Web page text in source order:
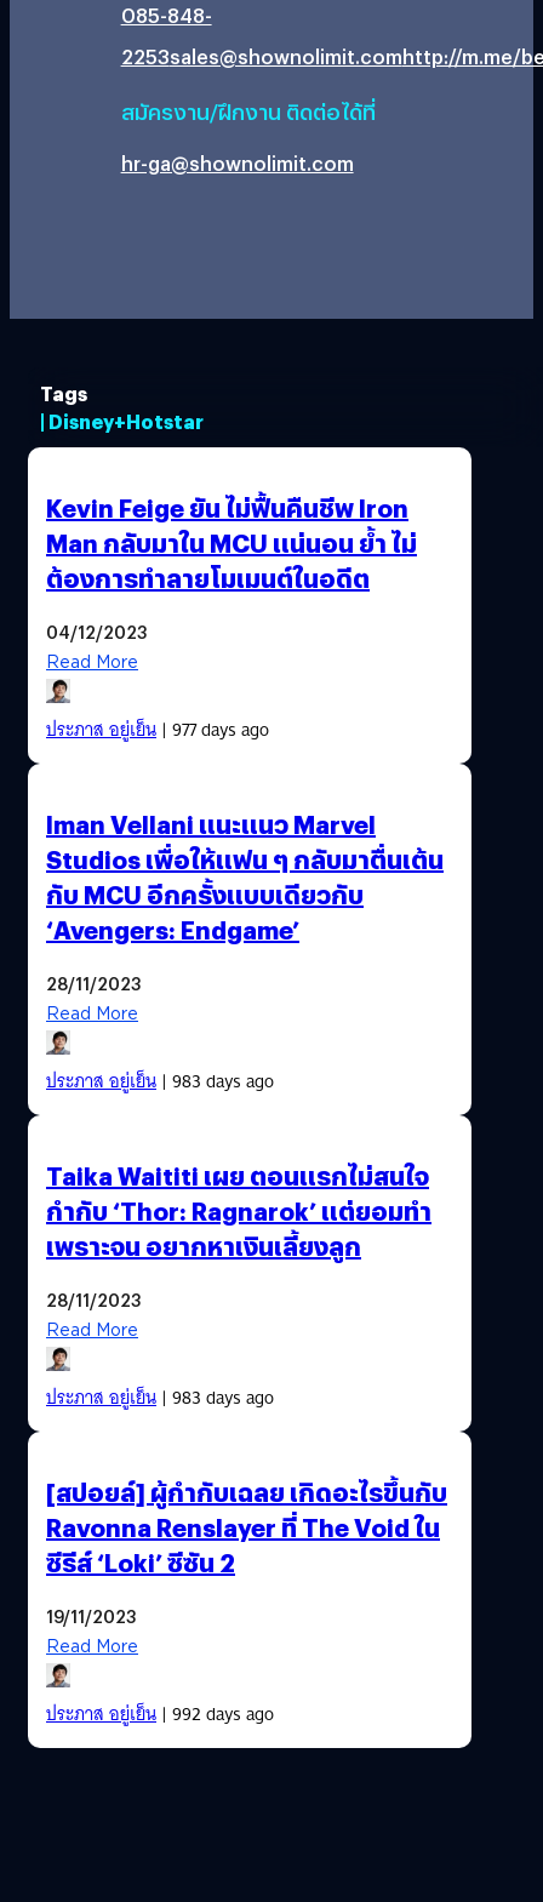
085-848-
2253sales@shownolimit.comhttp://m.me/
สมัครงาน/ฝึกงาน ติดต่อได้ที่
hr-ga@shownolimit.com
Tags
| Disney+Hotstar
Kevin Feige ยัน ไม่ฟื้นคืนชีพ Iron
Man กลับมาใน MCU แน่นอน ย้ำ ไม่
ต้องการทำลายโมเมนต์ในอดีต
04/12/2023
Read More
ประภาส อยู่เย็น| 977 days ago
Iman Vellani แนะแนว Marvel
Studios เพื่อให้แฟน ๆ กลับมาตื่นเต้น
กับ MCU อีกครั้งแบบเดียวกับ
‘Avengers: Endgame’
28/11/2023
Read More
ประภาส อยู่เย็น| 983 days ago
Taika Waititi เผย ตอนแรกไม่สนใจ
กำกับ ‘Thor: Ragnarok’ แต่ยอมทำ
เพราะจน อยากหาเงินเลี้ยงลูก
28/11/2023
Read More
ประภาส อยู่เย็น| 983 days ago
[สปอยล์] ผู้กำกับเฉลย เกิดอะไรขึ้นกับ
Ravonna Renslayer ที่ The Void ใน
ซีรีส์ ‘Loki’ ซีซัน 2
19/11/2023
Read More
ประภาส อยู่เย็น| 992 days ago